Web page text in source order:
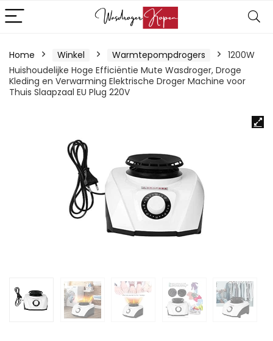
Home Winkel Warmtepompdrogers
1200W
Huishoudelijke Hoge Efficiëntie Mute Wasdroger, Droge
Kleding en Verwarming Elektrische Droger Machine voor
Thuis Slaapzaal EU Plug 220V